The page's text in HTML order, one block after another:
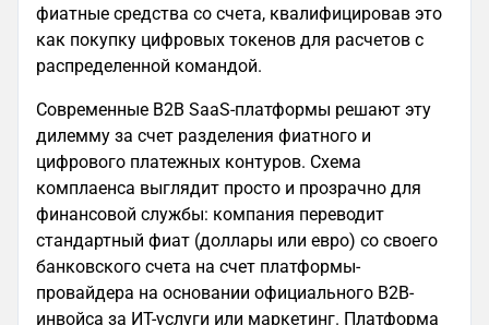
фиатные средства со счета, квалифицировав это
как покупку цифровых токенов для расчетов с
распределенной командой.
Современные B2B SaaS-платформы решают эту
дилемму за счет разделения фиатного и
цифрового платежных контуров. Схема
комплаенса выглядит просто и прозрачно для
финансовой службы: компания переводит
стандартный фиат (доллары или евро) со своего
банковского счета на счет платформы-
провайдера на основании официального B2B-
инвойса за ИТ-услуги или маркетинг. Платформа